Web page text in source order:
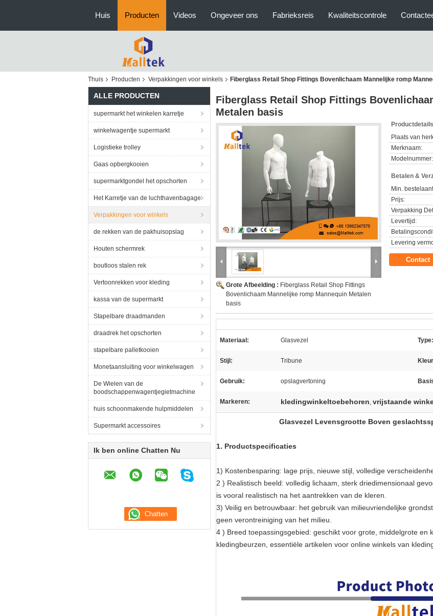
Huis Producten Videos Ongeveer ons Fabrieksreis Kwaliteitscontrole
Thuis Producten Verpakkingen voor winkels Fiberglass Retail Shop Fittings Bovenlichaam Mannelijke romp
ALLE PRODUCTEN
supermarkt het winkelen karretje
winkelwagentje supermarkt
Logistieke trolley
Gaas opbergkooien
supermarktgondel het opschorten
Het Karretje van de luchthavenbagage
Verpakkingen voor winkels
de rekken van de pakhuisopslag
Houten schermrek
boutloos stalen rek
Vertoonrekken voor kleding
kassa van de supermarkt
Stapelbare draadmanden
draadrek het opschorten
stapelbare palletkooien
Monetaansluiting voor winkelwagen
De Wielen van de
boodschappenwagentjegietmachine
huis schoonmakende hulpmiddelen
Supermarkt accessoires
Ik ben online Chatten Nu
Fiberglass Retail Shop Fittings
Metalen basis
Grote Afbeelding : Fiberglass Retail Shop Fittings
Bovenlichaam Mannelijke romp Mannequin Metalen
basis
Plaats van
Merknaam:
Modelnummer:
Betalen &
Min.
Prijs:
Verpakking
Levertijd:
Levering
Contact
Materiaal: Glasvezel Type:
Stijl: Tribune
Gebruik: opslagvertoning
Markeren: kledingwinkeltoebehoren, vrijstaande
Glasvezel Levensgrootte Boven
1. Productspecificaties
1) Kostenbesparing: lage prijs, nieuwe stijl, volledige
2 ) Realistisch beeld: volledig lichaam, sterk driedimensionaal
is vooral realistisch na het aantrekken van de kleren.
3) Veilig en betrouwbaar: het gebruik van milieuvriendelijke
geen verontreiniging van het milieu.
4 ) Breed toepassingsgebied: geschikt voor grote, middelgrote en
kledingbeurzen, essentiële artikelen voor online winkels van